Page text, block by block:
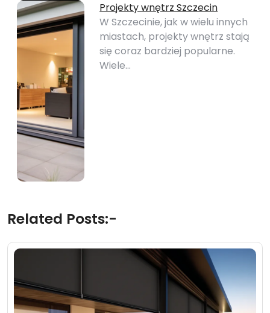
Projekty wnętrz Szczecin
W Szczecinie, jak w wielu innych
miastach, projekty wnętrz stają
się coraz bardziej popularne.
Wiele…
Related Posts:-